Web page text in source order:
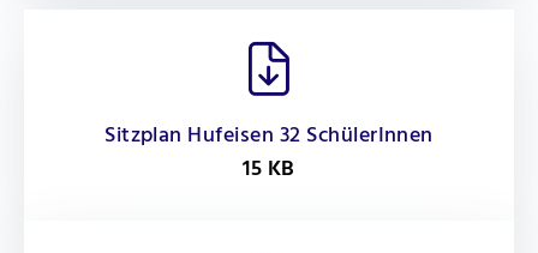
Sitzplan Hufeisen 32 SchülerInnen
15 KB